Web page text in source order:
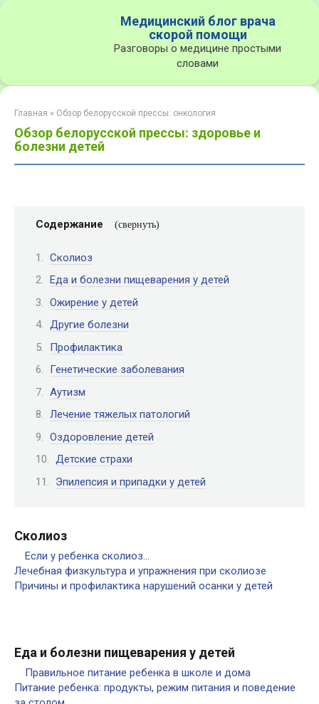
Медицинский блог врача
скорой помощи
Разговоры о медицине простыми
словами
Главная » Обзор белорусской прессы: онкология
Обзор белорусской прессы: здоровье и
болезни детей
Содержание
Сколиоз
Еда и болезни пищеварения у детей
Ожирение у детей
Другие болезни
Профилактика
Генетические заболевания
Аутизм
Лечение тяжелых патологий
Оздоровление детей
Детские страхи
Эпилепсия и припадки у детей
Сколиоз
Если у ребенка сколиоз…
Лечебная физкультура и упражнения при сколиозе
Причины и профилактика нарушений осанки у детей
Еда и болезни пищеварения у детей
Правильное питание ребенка в школе и дома
Питание ребенка: продукты, режим питания и поведение